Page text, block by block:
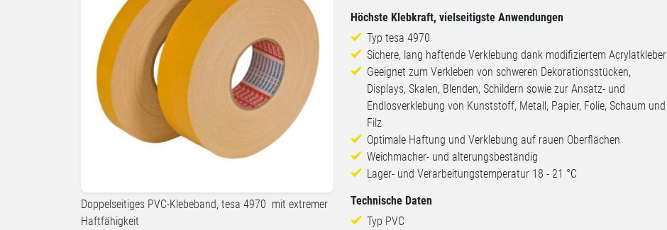
Doppelseitiges PVC-Klebeband, tesa 4970 mit extremer
Haftfähigkeit
Höchste Klebkraft, vielseitigste Anwendungen
Typ tesa 4970
Sichere, lang haftende Verklebung dank modifiziertem Acrylatkleber
Geeignet zum Verkleben von schweren Dekorationsstücken,
Displays, Skalen, Blenden, Schildern sowie zur Ansatz- und
Endlosverklebung von Kunststoff, Metall, Papier, Folie, Schaum und
Filz
Optimale Haftung und Verklebung auf rauen Oberflächen
Weichmacher- und alterungsbeständig
Lager- und Verarbeitungstemperatur 18 - 21 °C
Technische Daten
Typ PVC